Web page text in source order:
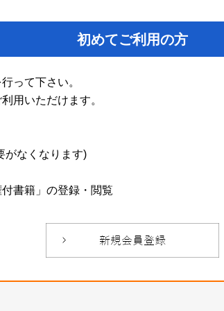
初めてご利用の方
って下さい。
用いただけます。
がなくなります)
書籍」の登録・閲覧